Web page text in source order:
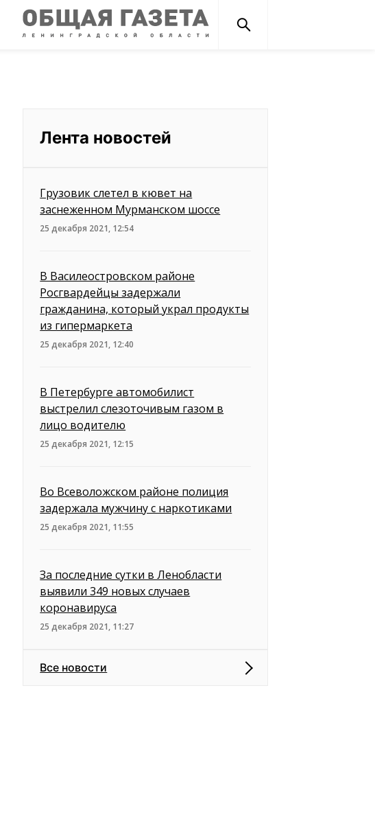
Лента новостей
Грузовик слетел в кювет на
заснеженном Мурманском шоссе
25 декабря 2021, 12:54
В Василеостровском районе
Росгвардейцы задержали
гражданина, который украл продукты
из гипермаркета
25 декабря 2021, 12:40
В Петербурге автомобилист
выстрелил слезоточивым газом в
лицо водителю
25 декабря 2021, 12:15
Во Всеволожском районе полиция
задержала мужчину с наркотиками
25 декабря 2021, 11:55
За последние сутки в Ленобласти
выявили 349 новых случаев
коронавируса
25 декабря 2021, 11:27
Все новости